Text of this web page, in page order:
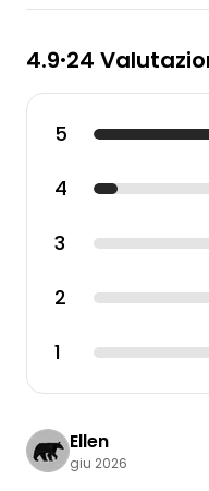
4.9•24
5
4
3
2
1
Ellen
giu 2026